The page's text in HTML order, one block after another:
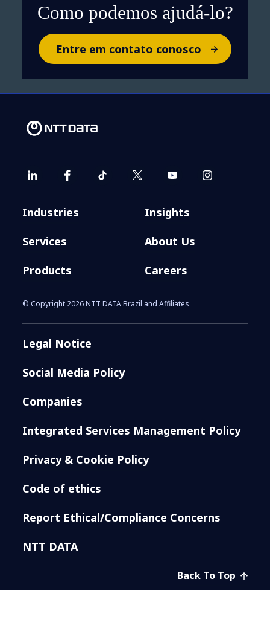
Como podemos ajudá-lo?
Entre em contato conosco
Industries
Services
Products
Insights
About Us
Careers
© Copyright 2026 NTT DATA Brazil and Affiliates
Legal Notice
Social Media Policy
Companies
Integrated Services Management Policy
Privacy & Cookie Policy
Code of ethics
Report Ethical/Compliance Concerns
NTT DATA
Back To Top